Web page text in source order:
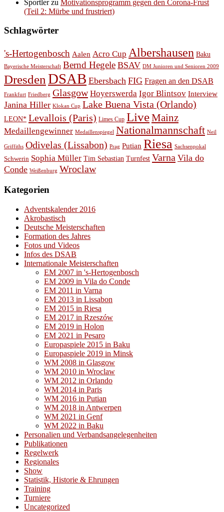
Sportlerzu Motivationsprogramm gegen den Corona-Frust
(Teil 2: Mürbe und frustriert)
Schlagwörter
's-Hertogenbosch Aalen Acro Cup Albershausen Baku
Bayerische Meisterschaft Bernd Hegele BSAV DM Junioren und Senioren 2009
Dresden DSAB Ebersbach FIG Fragen an den DSAB
Frankfurt Friedberg Glasgow Hoyerswerda Igor Blintsov Interview
Janina Hiller Klokan Cup Lake Buena Vista (Orlando)
LEON* Levallois (Paris) Limes Cup LiveMainz
Medaillengewinner Medaillenspiegel Nationalmannschaft Neil
Griffiths Odivelas (Lissabon) Prag Putian Riesa Sachsenpokal
Schwerin Sophia Müller Tim Sebastian Turnfest Varna Vila do
Conde Weißenburg Wroclaw
Kategorien
Adventskalender 2016
Akrobastisch
Deutsche Meisterschaften
Formation des Jahres
Fotos und Videos
Infos des DSAB
Internationale Meisterschaften
EM 2007 in 's-Hertogenbosch
EM 2009 in Vila do Conde
EM 2011 in Varna
EM 2013 in Lissabon
EM 2015 in Riesa
EM 2017 in Rzeszów
EM 2019 in Holon
EM 2021 in Pesaro
Europaspiele 2015 in Baku
Europaspiele 2019 in Minsk
WM 2008 in Glasgow
WM 2010 in Wroclaw
WM 2012 in Orlando
WM 2014 in Paris
WM 2016 in Putian
WM 2018 in Antwerpen
WM 2021 in Genf
WM 2022 in Baku
Personalien und Verbandsangelegenheiten
Publikationen
Regelwerk
Regionales
Show
Statistik, Historie & Ehrungen
Training
Turniere
Uncategorized